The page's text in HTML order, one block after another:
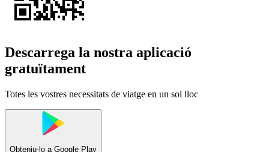
Descarrega la nostra aplicació
gratuïtament
Totes les vostres necessitats de viatge en un sol lloc
Obteniu-lo a Google Play